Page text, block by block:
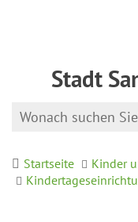
Stadt
Startseite
Kinder